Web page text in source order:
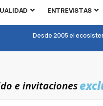
ENTREVISTAS
Desde 2005 el
e invitaciones